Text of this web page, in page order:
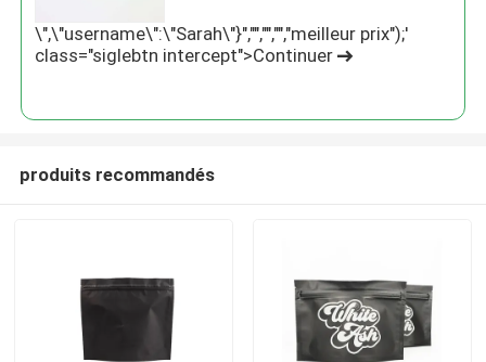
\",\"username\":\"Sarah\"}","","","","meilleur prix");'
class="siglebtn intercept">Continuer
produits recommandés